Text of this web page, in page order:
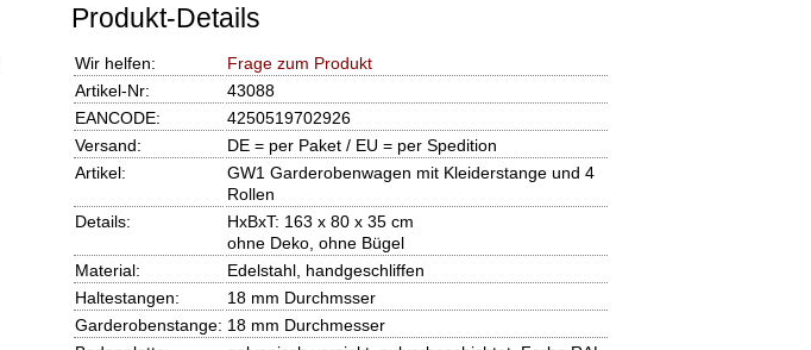
Produkt-Details
Wir helfen:
Frage zum Produkt
Artikel-Nr:
43088
EANCODE:
4250519702926
Versand:
DE = per Paket / EU = per Spedition
Artikel:
GW1 Garderobenwagen mit Kleiderstange und 4
Rollen
Details:
HxBxT: 163 x 80 x 35 cm
ohne Deko, ohne Bügel
Material:
Edelstahl, handgeschliffen
Haltestangen:
18 mm Durchmsser
Garderobenstange: 18 mm Durchmesser